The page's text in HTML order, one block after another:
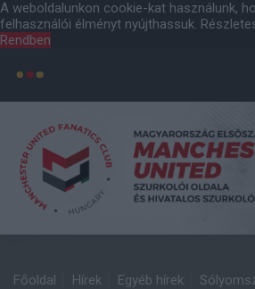
A weboldalunkon cookie-kat használunk,
felhasználói élményt nyújthassuk.
Rendben
Főoldal Hírek Egyéb hírek